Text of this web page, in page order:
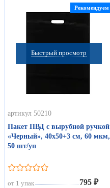
Быстрый просмотр
Рекомендуем
артикул 50210
Пакет ПВД с вырубной ручкой
«Черный», 40х50+3 см, 60 мкм,
50 шт/уп
от 1 упак 795 ₽